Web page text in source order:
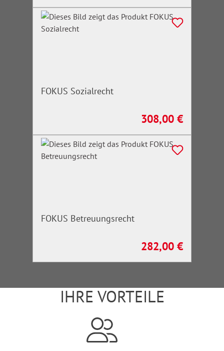
FOKUS Sozialrecht
Regulärer Preis:
308,00 €
FOKUS Betreuungsrecht
Regulärer Preis:
282,00 €
IHRE VORTEILE